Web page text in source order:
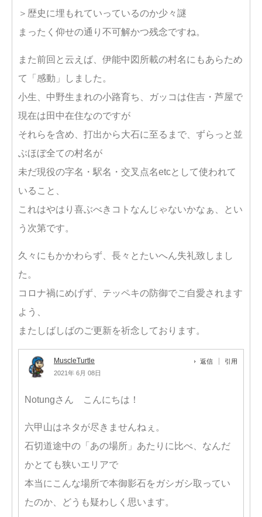
＞歴史に埋もれていっているのか少々謎
まったく仰せの通り不可解かつ残念ですね。
また前回と云えば、伊能中図所載の村名にもあらため
て「感動」しました。
小生、中野生まれの小路育ち、ガッコは住吉・芦屋で
現在は田中在住なのですが
それらを含め、打出から大石に至るまで、ずらっと並
ぶほぼ全ての村名が
未だ現役の字名・駅名・交叉点名etcとして使われて
いること、
これはやはり喜ぶべきコトなんじゃないかなぁ、とい
う次第です。
久々にもかかわらず、長々とたいへん失礼致しまし
た。
コロナ禍にめげず、テッペキの防御でご自愛されます
よう、
またしばしばのご更新を祈念しております。
MuscleTurtle
2021年 6月 08日
返信 引用
Notungさん こんにちは！
六甲山はネタが尽きませんねぇ。
石切道途中の「あの場所」あたりに比べ、なんだ
かとても狭いエリアで
本当にこんな場所で本御影石をガシガシ取ってい
たのか、どうも疑わしく思います。